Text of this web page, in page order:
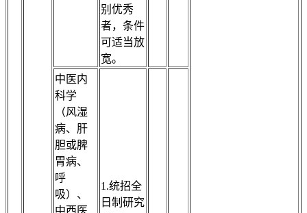
别优秀
者，条件
可适当放
宽。
中医内
科学
（风湿
病、肝
胆或脾
胃病、
呼
吸）、
1.统招全
日制研究